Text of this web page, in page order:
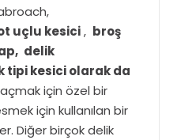
uçlu kesici, broş
delik
tipi kesici olarak da
için özel bir
için kullanılan bir
Diğer birçok delik